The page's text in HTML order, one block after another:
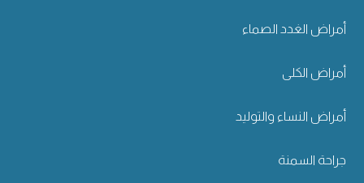
أمراض الغدد الصماء
أمراض الكلى
أمراض النساء والتوليد
جراحة السمنة